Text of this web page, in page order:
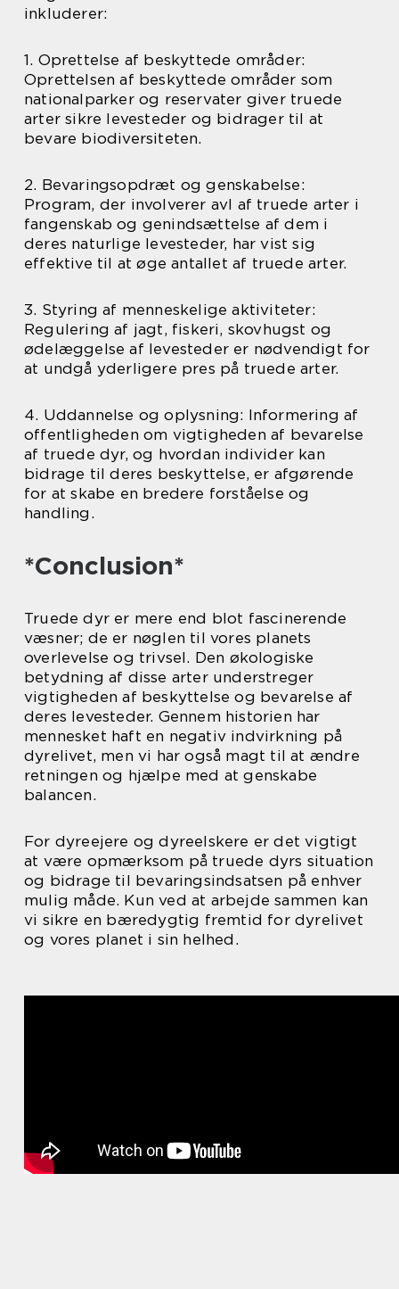
inkluderer:
1. Oprettelse af beskyttede områder:
Oprettelsen af beskyttede områder som
nationalparker og reservater giver truede
arter sikre levesteder og bidrager til at
bevare biodiversiteten.
2. Bevaringsopdræt og genskabelse:
Program, der involverer avl af truede arter i
fangenskab og genindsættelse af dem i
deres naturlige levesteder, har vist sig
effektive til at øge antallet af truede arter.
3. Styring af menneskelige aktiviteter:
Regulering af jagt, fiskeri, skovhugst og
ødelæggelse af levesteder er nødvendigt for
at undgå yderligere pres på truede arter.
4. Uddannelse og oplysning: Informering af
offentligheden om vigtigheden af bevarelse
af truede dyr, og hvordan individer kan
bidrage til deres beskyttelse, er afgørende
for at skabe en bredere forståelse og
handling.
*Conclusion*
Truede dyr er mere end blot fascinerende
væsner; de er nøglen til vores planets
overlevelse og trivsel. Den økologiske
betydning af disse arter understreger
vigtigheden af beskyttelse og bevarelse af
deres levesteder. Gennem historien har
mennesket haft en negativ indvirkning på
dyrelivet, men vi har også magt til at ændre
retningen og hjælpe med at genskabe
balancen.
For dyreejere og dyreelskere er det vigtigt
at være opmærksom på truede dyrs situation
og bidrage til bevaringsindsatsen på enhver
mulig måde. Kun ved at arbejde sammen kan
vi sikre en bæredygtig fremtid for dyrelivet
og vores planet i sin helhed.